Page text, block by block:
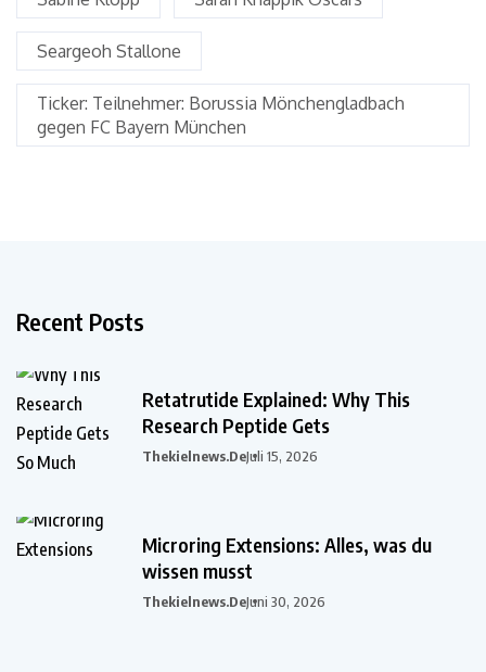
Seargeoh Stallone
Ticker: Teilnehmer: Borussia Mönchengladbach
gegen FC Bayern München
Recent Posts
Retatrutide Explained: Why This
Research Peptide Gets
Thekielnews.deJuli 15, 2026
Microring Extensions: Alles, was du
wissen musst
Thekielnews.deJuni 30, 2026